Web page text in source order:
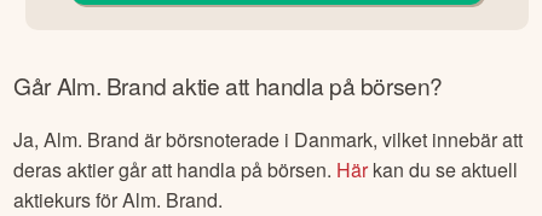
GårAlm. Brandaktie att handla på börsen?
Ja,Alm. Brand är börsnoterade i Danmark, vilket innebär att
deras aktier går att handla på börsen. Härkan du se aktuell
aktiekurs förAlm. Brand.